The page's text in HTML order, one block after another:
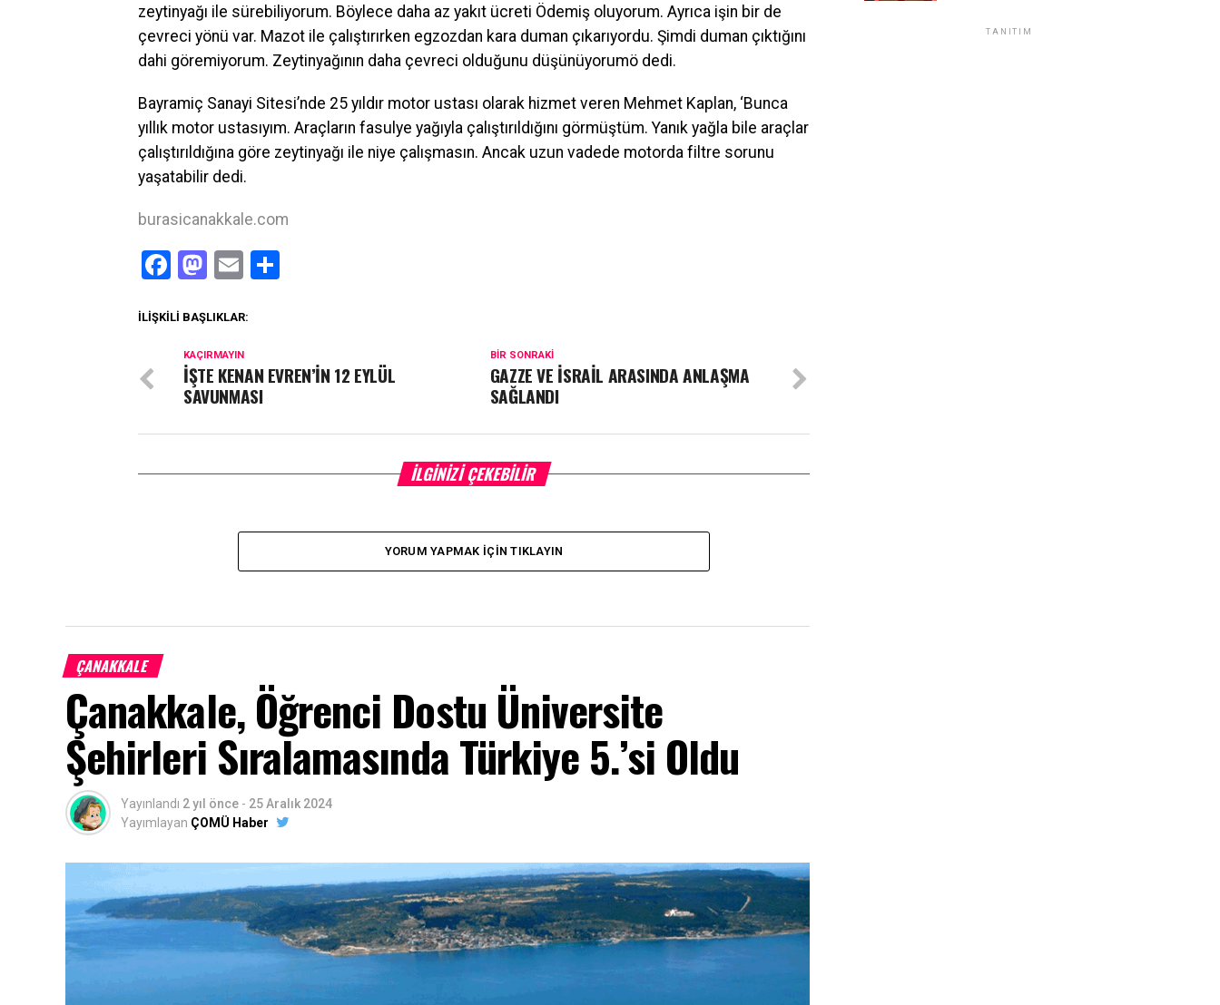
zeytinyağı ile sürebiliyorum. Böylece daha az yakıt ücreti Ödemiş oluyorum. Ayrıca işin bir de
çevreci yönü var. Mazot ile çalıştırırken egzozdan kara duman çıkarıyordu. Şimdi duman çıktığını
dahi göremiyorum. Zeytinyağının daha çevreci olduğunu düşünüyorumö dedi.
Bayramiç Sanayi Sitesi’nde 25 yıldır motor ustası olarak hizmet veren Mehmet Kaplan, ‘Bunca
yıllık motor ustasıyım. Araçların fasulye yağıyla çalıştırıldığını görmüştüm. Yanık yağla bile araçlar
çalıştırıldığına göre zeytinyağı ile niye çalışmasın. Ancak uzun vadede motorda filtre sorunu
yaşatabilir dedi.
burasicanakkale.com
Facebook
Mastodon
Email
İLIŞKILI BAŞLIKLAR:
BIR SONRAKI
GAZZE VE İSRAİL ARASINDA ANLAŞMA
SAĞLANDI
KAÇIRMAYIN
İŞTE KENAN EVREN’İN 12 EYLÜL
SAVUNMASI
İLGINIZI ÇEKEBILIR
YORUM YAPMAK İÇIN TIKLAYIN
ÇANAKKALE
Çanakkale, Öğrenci Dostu Üniversite
Şehirleri Sıralamasında Türkiye 5.’si Oldu
Yayınlandı 2 yıl önce - 25 Aralık 2024
Yayımlayan ÇOMÜ Haber
TANITIM